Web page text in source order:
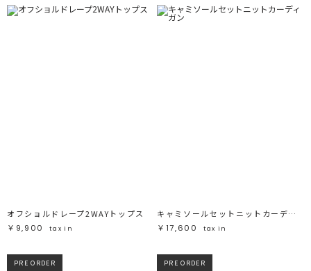
オフショルドレープ2WAYトップス
￥9,900
tax in
キャミソールセットニットカーディガン
￥17,600
tax in
PRE ORDER PRE ORDER